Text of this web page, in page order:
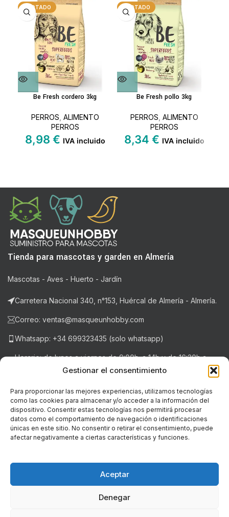
Gestionar el consentimiento
Para proporcionar las mejores experiencias, utilizamos tecnologías
como las cookies para almacenar y/o acceder a la información del
dispositivo. Consentir estas tecnologías nos permitirá procesar
datos como el comportamiento de navegación o identificaciones
únicas en este sitio. No consentir o retirar el consentimiento, puede
afectar negativamente a ciertas características y funciones.
Aceptar
Denegar
AGOTADO
Be Fresh cordero 3kg
PERROS ALIMENTO
PERROS
8,98 € IVA incluido
AGOTADO
Be Fresh pollo 3kg
PERROS ALIMENTO
PERROS
8,34 € IVA incluido
Tienda para mascotas y garden en Almería
Mascotas - Aves - Huerto - Jardín
Carretera Nacional 340, n°153, Huércal de Almería - Almería.
Correo: ventas@masqueunhobby.com
Whatsapp: +34 699323435 (solo whatsapp)
Horario: de lunes a viernes de 9:00h. a 14h y de 16:30h a
20:30h . Sábados de 9:00h a 14:00h.
NOTICIAS RECIENTES
LEGAL
PROGRAMA KIT DIGITAL FINANCIADO POR LOS FONDOS NEXT
GENERATION (EU) DEL MECANISMO DE RECUPERACIÓN Y RESILIENCIA